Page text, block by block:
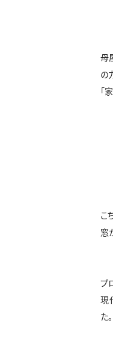
母
の
「
こ
窓
プ
現
た。